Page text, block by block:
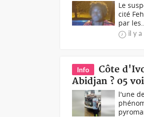
Le
cité
par
il y a
Info
Côte
Abidjan ? 05
l'une